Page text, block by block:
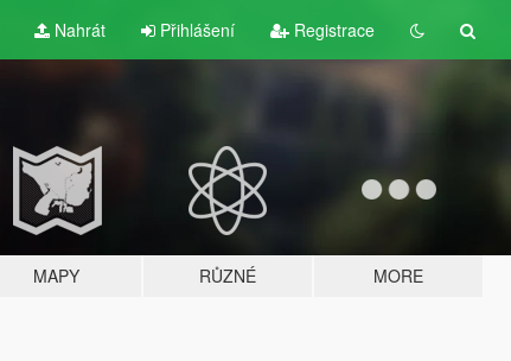
Nahrát Přihlášení Registrace
MAPY RŮZNÉ MORE